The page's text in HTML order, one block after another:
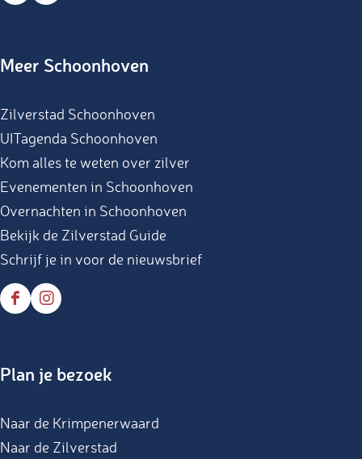
e
o
o
k
t
g
r
a
m
Meer Schoonhoven
Zilverstad Schoonhoven
UITagenda Schoonhoven
Kom alles te weten over zilver
Evenementen in Schoonhoven
Overnachten in Schoonhoven
Bekijk de Zilverstad Guide
Schrijf je in voor de nieuwsbrief
F
e
o
o
I
t
g
r
Plan je bezoek
Naar de Krimpenerwaard
Naar de Zilverstad